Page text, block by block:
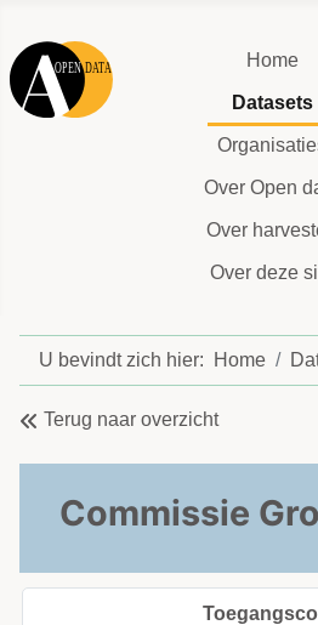
Home
Datasets
Over Open
Over
Over deze
U bevindt zich hier: Home
Terug naar overzicht
Commissie